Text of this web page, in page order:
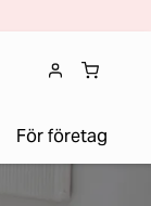
För företag